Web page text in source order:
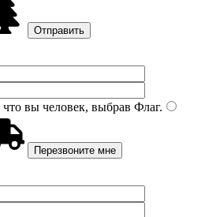
вы человек, выбрав Флаг.